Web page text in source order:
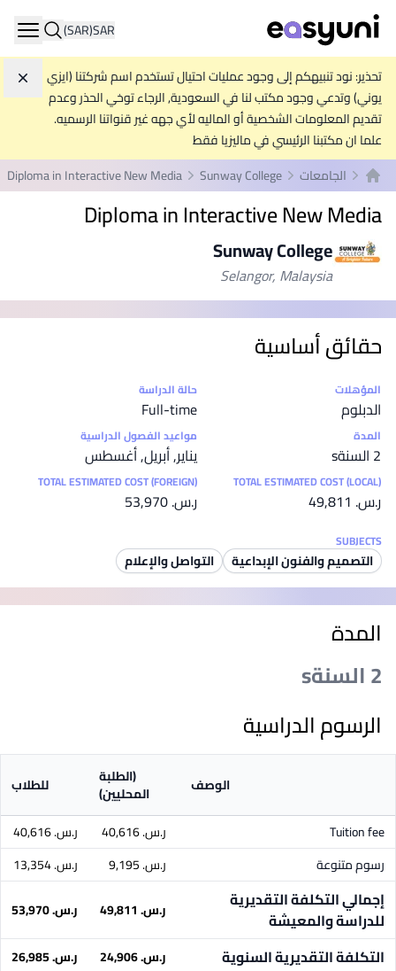
SAR
(SAR)
تحذير: نود تنبيهكم إلى وجود عمليات احتيال تستخدم اسم شركتنا (ايزي
يوني) وتدعي وجود مكتب لنا في السعودية, الرجاء توخي الحذر وعدم
تقديم المعلومات الشخصية أو الماليه لأي جهه غير قنواتنا الرسميه.
علما ان مكتبنا الرئيسي في ماليزيا فقط
الصفحة الرئيسية
الجامعات Sunway College
Diploma in Interactive New Media
Diploma in Interactive New Media
Sunway College
Selangor, Malaysia
حقائق أساسية
إحصائيات
المؤهلات
الدبلوم
حالة الدراسة
Full-time
المدة
2 السنةs
مواعيد الفصول الدراسية
يناير, أبريل, أغسطس
TOTAL ESTIMATED COST (LOCAL)
ر.س.‏ 49,811
TOTAL ESTIMATED COST (FOREIGN)
ر.س.‏ 53,970
SUBJECTS
التصميم والفنون الإبداعية التواصل والإعلام
المدة
2 السنةs
الرسوم الدراسية
الوصف (الطلبة
المحليين) للطلاب
Tuition fee ر.س.‏ 40,616
ر.س.‏ 40,616
رسوم متنوعة
ر.س.‏ 9,195 ر.س.‏ 13,354
إجمالي التكلفة التقديرية
للدراسة والمعيشة
ر.س.‏ 49,811 ر.س.‏ 53,970
التكلفة التقديرية السنوية ر.س.‏ 24,906 ر.س.‏ 26,985